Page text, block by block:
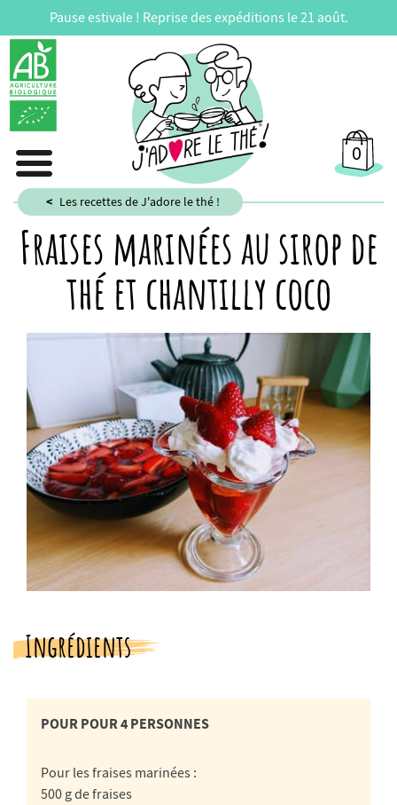
Pause estivale ! Reprise des expéditions le 21 août.
0
Les recettes de J'adore le thé !
Fraises marinées au sirop de
thé et chantilly coco
Ingrédients
POUR POUR 4 PERSONNES
Pour les fraises marinées :
500 g de fraises